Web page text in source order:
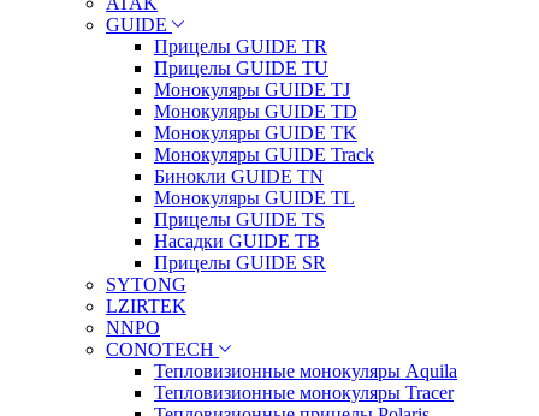
GUIDE
Прицелы GUIDE TR
Прицелы GUIDE TU
Монокуляры GUIDE TJ
Монокуляры GUIDE TD
Монокуляры GUIDE TK
Монокуляры GUIDE Track
Бинокли GUIDE TN
Монокуляры GUIDE TL
Прицелы GUIDE TS
Насадки GUIDE TB
Прицелы GUIDE SR
SYTONG
LZIRTEK
NNPO
CONOTECH
Тепловизионные монокуляры Aquila
Тепловизионные монокуляры Tracer